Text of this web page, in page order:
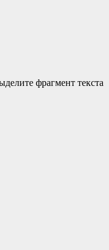
фрагмент текста